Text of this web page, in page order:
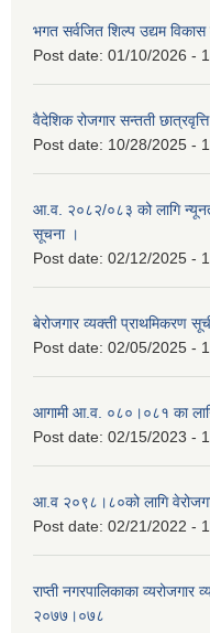
भगत सर्वजित शिल्प उद्यम
Post date: 01/10/2026 -
वैदेशिक रोजगार सन्तती
Post date: 10/28/2025 -
आ.व. २०८२/०८३ को लागि
सूचना ।
Post date: 02/12/2025 -
बेरोजगार व्यक्ती प्राथमिकरण
Post date: 02/05/2025 -
आगामी आ.व. ०८०।०८१ का
Post date: 02/15/2023 -
आ.व २०९८।८०को लागि
Post date: 02/21/2022 -
राप्ती नगरपालिकाका
२०७७।०७८